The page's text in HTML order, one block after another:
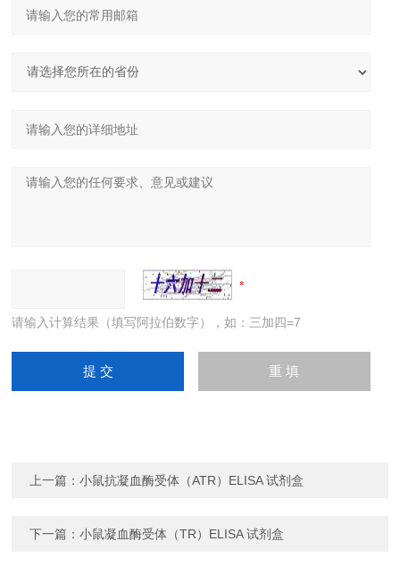
请输入计算结果（填写阿拉伯数字），如：三加四=7
上一篇：小鼠抗凝血酶受体（ATR）ELISA 试剂盒
下一篇：小鼠凝血酶受体（TR）ELISA 试剂盒